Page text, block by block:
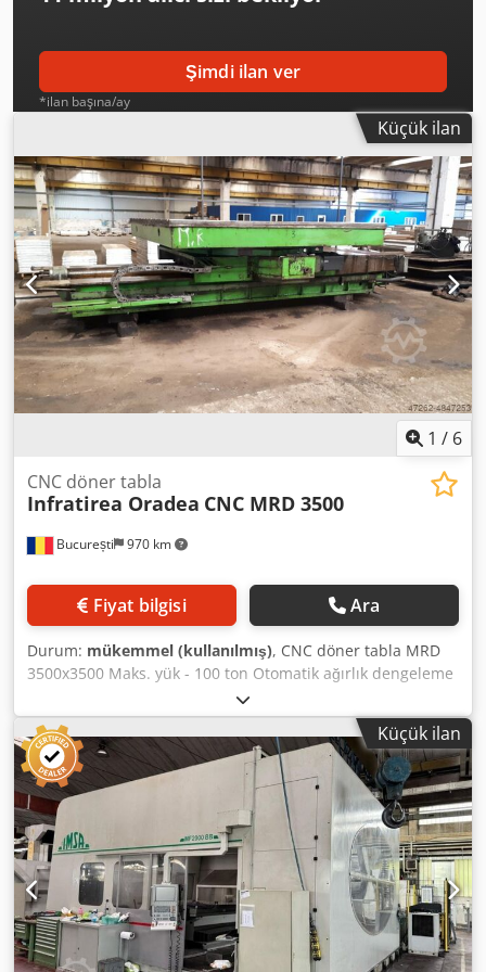
Şimdi ilan ver
*ilan başına/ay
Küçük ilan
1 / 6
București 970 km
CNC döner tabla
Infratirea Oradea CNC MRD 3500
Fiyat bilgisi Ara
Durum: mükemmel (kullanılmış), CNC döner tabla MRD
3500x3500 Maks. yük - 100 ton Otomatik ağırlık dengeleme
sistemi Çift raf pinnionu. Boyuna seyahat 2500mm
Beslemeler: 0,45-4500 mm / dak. Hızlı travers - 4500 mm /
dak Sürekli ayarlanabilir dönüş hızı: 0.000129 - 1.29 rot /
dak. Devir hızı - 1.29 rpm. Codpfx Aefx Syzelforf
Küçük ilan